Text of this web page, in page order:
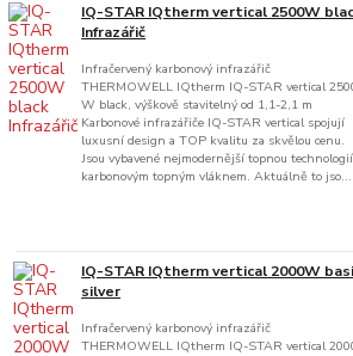
IQ-STAR IQtherm vertical 2500W
Infrazářič
Infračervený karbonový infrazářič
THERMOWELL IQtherm IQ-STAR vertical
W black, výškově stavitelný od 1,1-2,1 m
Karbonové infrazářiče IQ-STAR vertical spojují
luxusní design a TOP kvalitu za skvělou cenu.
Jsou vybavené nejmodernější topnou
karbonovým topným vláknem. Aktuálně to jso...
IQ-STAR IQtherm vertical 2000W
silver
Infračervený karbonový infrazářič
THERMOWELL IQtherm IQ-STAR vertical